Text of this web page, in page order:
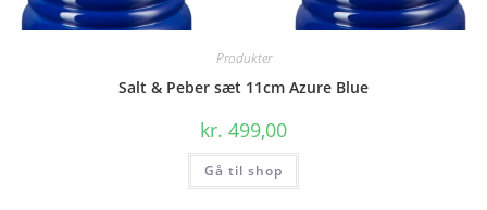
Produkter
Salt & Peber sæt 11cm Azure Blue
kr. 499,00
Gå til shop